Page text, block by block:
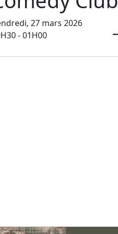
27 mars 2026
- 01H00